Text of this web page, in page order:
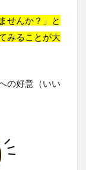
せんか？」と
みることが大
の好意（いい